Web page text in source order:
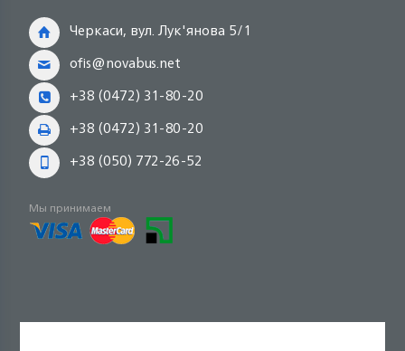
Черкаси, вул. Лук'янова 5/1
ofis@novabus.net
+38 (0472) 31-80-20
+38 (0472) 31-80-20
+38 (050) 772-26-52
Мы принимаем